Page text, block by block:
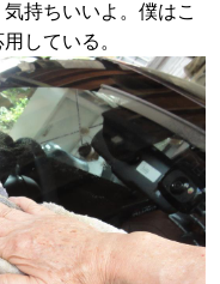
持ちいいよ。僕はこ
している。